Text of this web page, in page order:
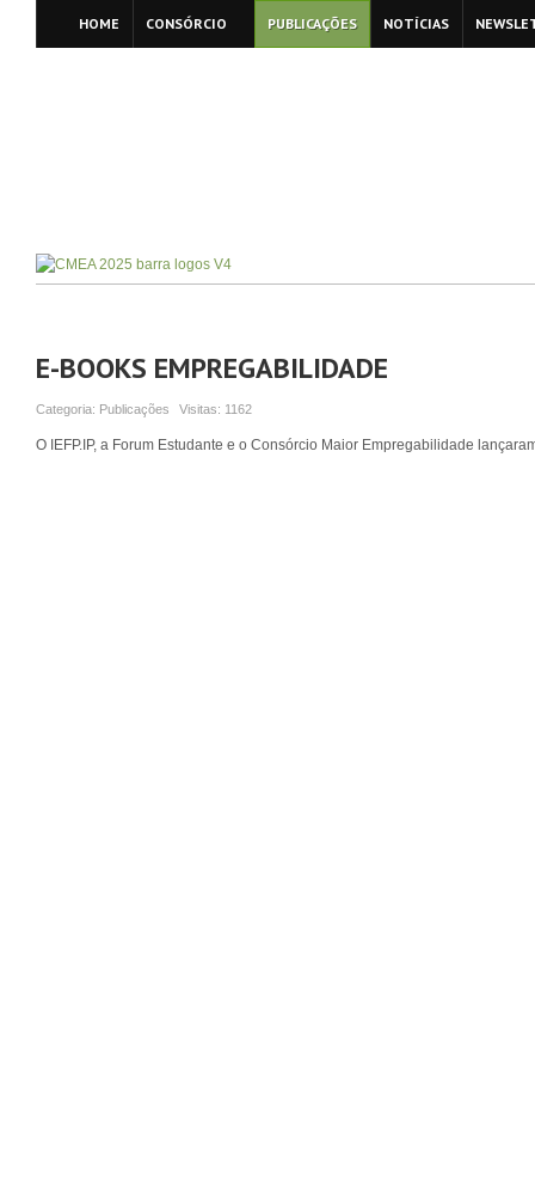
HOME CONSÓRCIO PUBLICAÇÕES NOTÍCIAS
E-BOOKS EMPREGABILIDADE
Categoria: Publicações Visitas: 1162
O IEFP.IP, a Forum Estudante e o Consórcio Maior Empregabilidade